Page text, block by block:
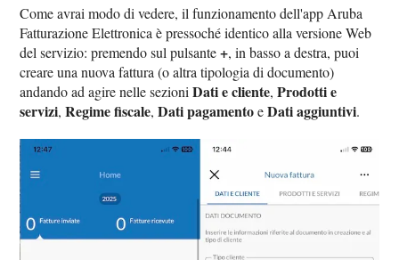
Come avrai modo di vedere, il funzionamento dell'app Aruba
Fatturazione Elettronica è pressoché identico alla versione Web
del servizio: premendo sul pulsante+, in basso a destra, puoi
creare una nuova fattura (o altra tipologia di documento)
andando ad agire nelle sezioniDati e cliente,Prodotti e
servizi,Regime fiscale,Dati pagamentoeDati aggiuntivi.